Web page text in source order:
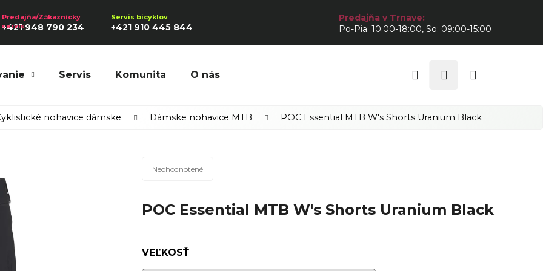
+421 948 790 234 +421 910 445 844
Predajňa v Trnave:
Po-Pia: 10:00-18:00, So: 09:00-15:00
Servis Komunita O nás Hľadať Prihlásenie
nohavice dámske Dámske nohavice MTB POC Essential MTB W's Shorts Uranium Black
Priemerné
je
5
Neohodnotené
POC Essential MTB W's Shorts Uranium Black
VEĽKOSŤ